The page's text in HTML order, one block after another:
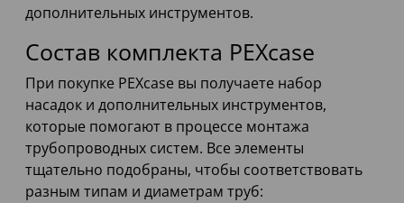
дополнительных инструментов.
Состав комплекта PEXcase
При покупке PEXcase вы получаете набор
насадок и дополнительных инструментов,
которые помогают в процессе монтажа
трубопроводных систем. Все элементы
тщательно подобраны, чтобы соответствовать
разным типам и диаметрам труб: